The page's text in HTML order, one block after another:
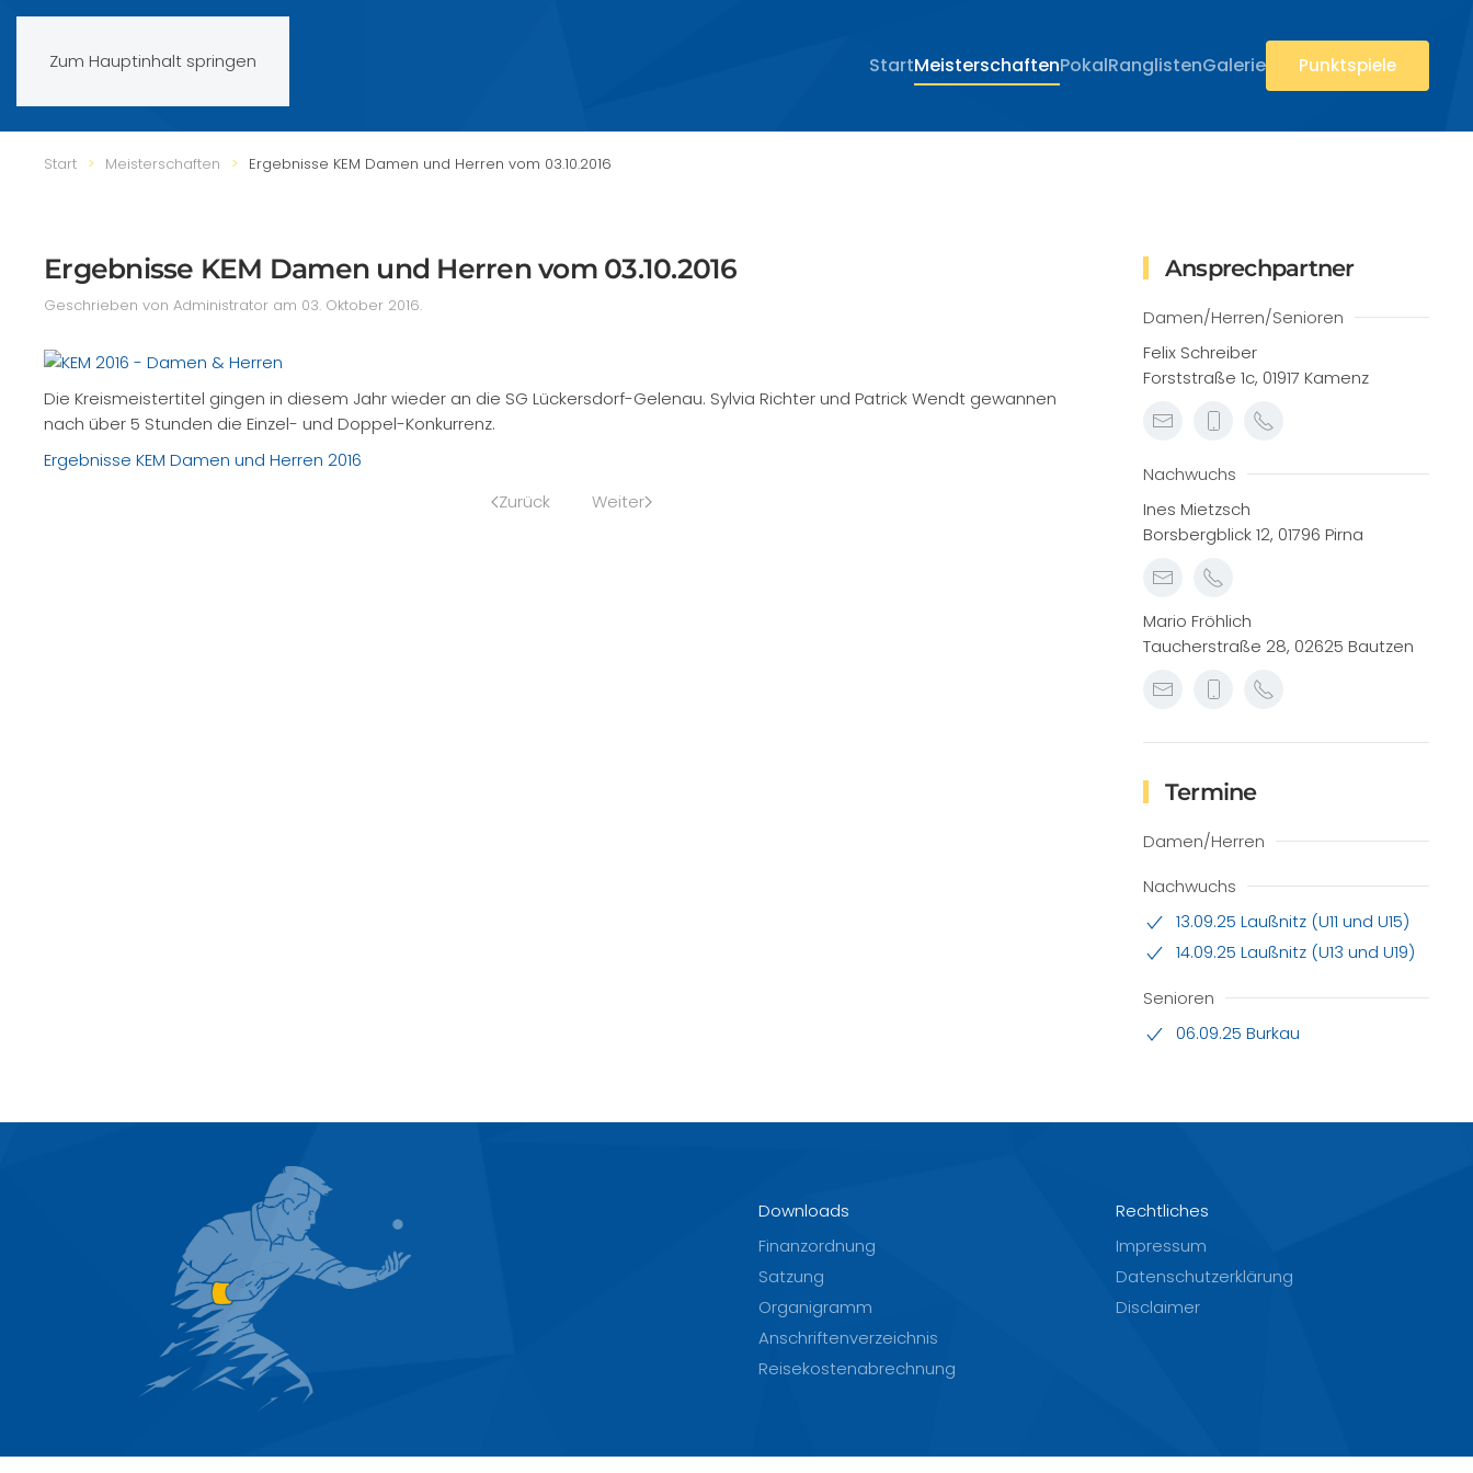
Zum Hauptinhalt springen ­StartMeisterschaftenPokalRanglistenGalerie Punktspiele
Start Meisterschaften Ergebnisse KEM Damen und Herren vom 03.10.2016
Ergebnisse KEM Damen und Herren vom 03.10.2016
Geschrieben von Administrator am 03. Oktober 2016.
Die Kreismeistertitel gingen in diesem Jahr wieder an die SG Lückersdorf-Gelenau. Sylvia Richter und Patrick Wendt gewannen
nach über 5 Stunden die Einzel- und Doppel-Konkurrenz.
Ergebnisse KEM Damen und Herren 2016
Zurück
Weiter
Ansprechpartner
Damen/Herren/Senioren
Felix Schreiber
Forststraße 1c, 01917 Kamenz
Nachwuchs
Ines Mietzsch
Borsbergblick 12, 01796 Pirna
Mario Fröhlich
Taucherstraße 28, 02625 Bautzen
Termine
Damen/Herren
Nachwuchs
13.09.25 Laußnitz (U11 und U15)
14.09.25 Laußnitz (U13 und U19)
Senioren
06.09.25 Burkau
Downloads
Finanzordnung
Satzung
Organigramm
Anschriftenverzeichnis
Reisekostenabrechnung
Rechtliches
Impressum
Datenschutzerklärung
Disclaimer